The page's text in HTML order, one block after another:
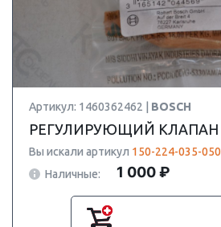
Артикул: 1460362462 | BOSCH
РЕГУЛИРУЮЩИЙ КЛАПАН
Вы искали артикул 150-224-035-050
Наличные:
1 000 ₽